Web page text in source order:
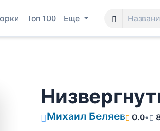
Топ 100 Ещё
Михаил Беляев 0.0•